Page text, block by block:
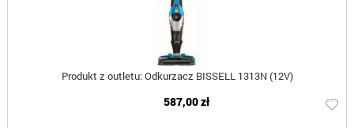
Produkt z outletu: Odkurzacz BISSELL 1313N (12V)
587,00 zł